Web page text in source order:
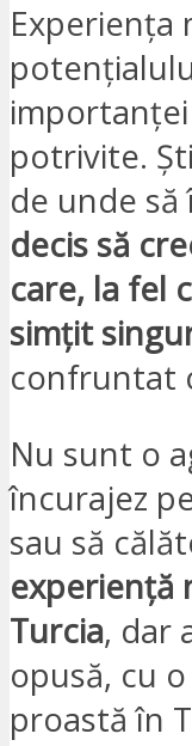
Experiența
potrivite.
de unde să
decis să
care, la fel
simțit
confruntat
Nu sunt o
încurajez
sau să
experiență
Turcia, dar
opusă, cu
proastă în